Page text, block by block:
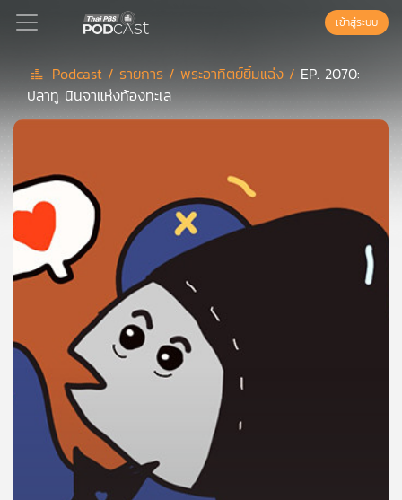
Podcast
ย์
แนะนำ
ลิ
สต์
ของ
เข้าสู่ระบบ
Podcast / รายการ /พระอาทิตย์ยิ้มแฉ่ง / EP. 2070:
ปลาทู นินจาแห่งท้องทะเล